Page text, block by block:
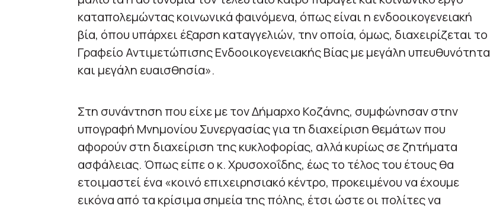
καταπολεμώντας κοινωνικά φαινόμενα, όπως είναι η ενδοοικογενειακή
βία, όπου υπάρχει έξαρση καταγγελιών, την οποία, όμως, διαχειρίζεται το
Γραφείο Αντιμετώπισης Ενδοοικογενειακής Βίας με μεγάλη υπευθυνότητα
και μεγάλη ευαισθησία».
Στη συνάντηση που είχε με τον Δήμαρχο Κοζάνης, συμφώνησαν στην
υπογραφή Μνημονίου Συνεργασίας για τη διαχείριση θεμάτων που
αφορούν στη διαχείριση της κυκλοφορίας, αλλά κυρίως σε ζητήματα
ασφάλειας. Όπως είπε ο κ. Χρυσοχοΐδης, έως το τέλος του έτους θα
ετοιμαστεί ένα «κοινό επιχειρησιακό κέντρο, προκειμένου να έχουμε
εικόνα από τα κρίσιμα σημεία της πόλης, έτσι ώστε οι πολίτες να